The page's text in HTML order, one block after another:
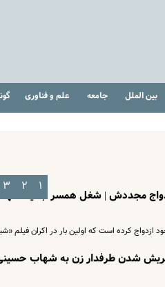
بین الملل جامعه علم و فناوری
مجددش | شغل همسر جدید
کرده است که اولین بار در اکران فیلم
شدن طرفدار زن به شهاب
۱ ۲ ۳